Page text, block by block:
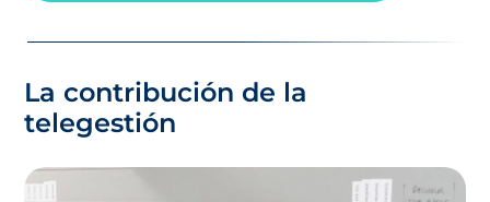
La contribución de la
telegestión